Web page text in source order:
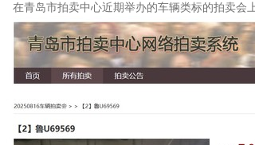
在青岛市拍卖中心近期举办的车辆类标的拍卖会